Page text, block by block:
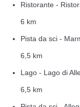
Ristorante -
6 km
Pista da sci -
6,5 km
Lago - Lago di
6,5 km